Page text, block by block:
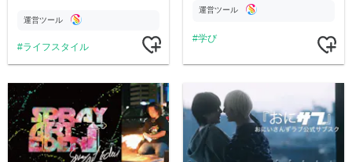
ただいています。
運営ツール
ライフスタイル
す運営ツール
学び